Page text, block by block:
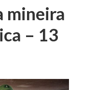
mineira
– 13